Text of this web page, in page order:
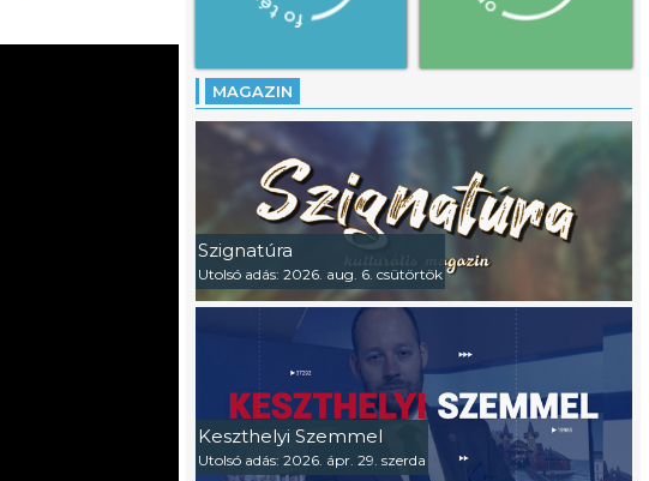
MAGAZIN
Szignatúra
Utolsó adás: 2026. aug. 6. csütörtök
Keszthelyi Szemmel
Utolsó adás: 2026. ápr. 29. szerda